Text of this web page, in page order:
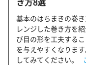
基本のはちまきの巻
レンジした巻き方を
び目の形を工夫する
を与えやすくなりま
してみてください。